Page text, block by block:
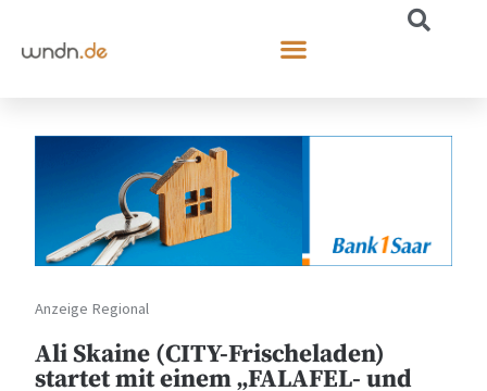
Anzeige Regional
Ali Skaine (CITY-Frischeladen)
startet mit einem „FALAFEL- und